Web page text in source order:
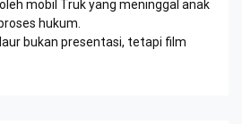
mobil Truk yang meninggal anak
hukum.
bukan presentasi, tetapi film